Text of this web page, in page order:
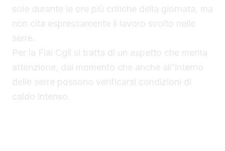
sole durante le ore più critiche della giornata, ma
non cita espressamente il lavoro svolto nelle
serre.
Per la Flai Cgil si tratta di un aspetto che merita
attenzione, dal momento che anche all'interno
delle serre possono verificarsi condizioni di
caldo intenso.